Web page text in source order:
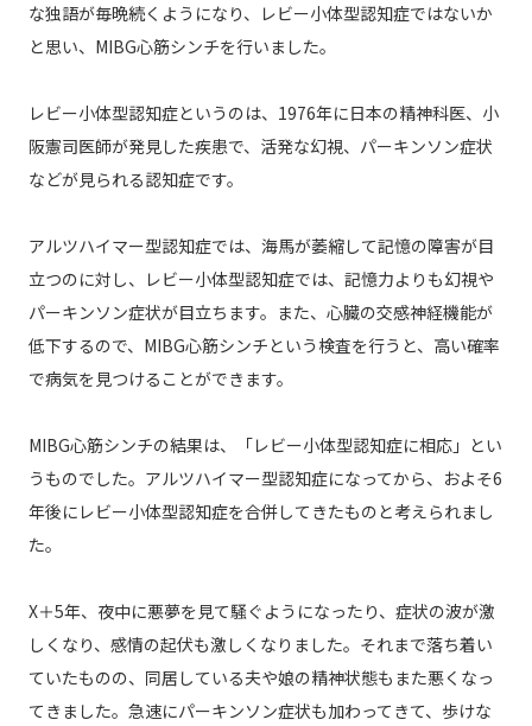
な独語が毎晩続くようになり、レビー小体型認知症ではないか
と思い、MIBG心筋シンチを行いました。
レビー小体型認知症というのは、1976年に日本の精神科医、小
阪憲司医師が発見した疾患で、活発な幻視、パーキンソン症状
などが見られる認知症です。
アルツハイマー型認知症では、海馬が萎縮して記憶の障害が目
立つのに対し、レビー小体型認知症では、記憶力よりも幻視や
パーキンソン症状が目立ちます。また、心臓の交感神経機能が
低下するので、MIBG心筋シンチという検査を行うと、高い確率
で病気を見つけることができます。
MIBG心筋シンチの結果は、「レビー小体型認知症に相応」とい
うものでした。アルツハイマー型認知症になってから、およそ6
年後にレビー小体型認知症を合併してきたものと考えられまし
た。
X＋5年、夜中に悪夢を見て騒ぐようになったり、症状の波が激
しくなり、感情の起伏も激しくなりました。それまで落ち着い
ていたものの、同居している夫や娘の精神状態もまた悪くなっ
てきました。急速にパーキンソン症状も加わってきて、歩けな